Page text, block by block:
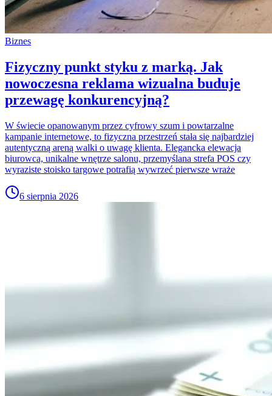
Biznes
Fizyczny punkt styku z marką. Jak
nowoczesna reklama wizualna buduje
przewagę konkurencyjną?
W świecie opanowanym przez cyfrowy szum i powtarzalne
kampanie internetowe, to fizyczna przestrzeń stała się najbardziej
autentyczną areną walki o uwagę klienta. Elegancka elewacja
biurowca, unikalne wnętrze salonu, przemyślana strefa POS czy
wyraziste stoisko targowe potrafią wywrzeć pierwsze wraże
6 sierpnia 2026